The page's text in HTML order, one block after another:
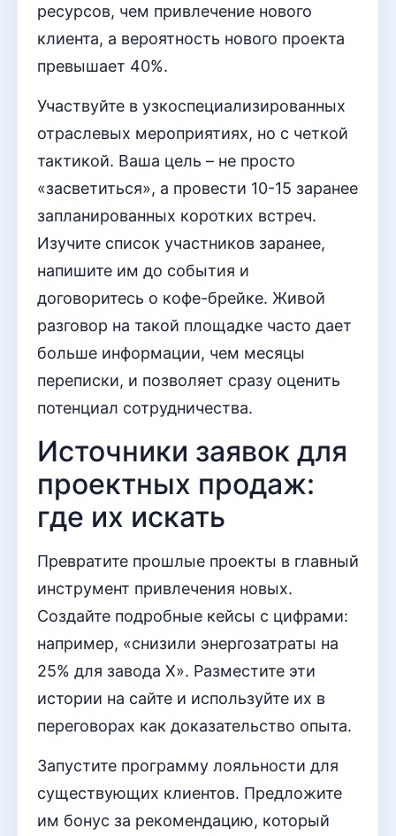
ресурсов, чем привлечение нового
клиента, а вероятность нового проекта
превышает 40%.
Участвуйте в узкоспециализированных
отраслевых мероприятиях, но с четкой
тактикой. Ваша цель – не просто
«засветиться», а провести 10-15 заранее
запланированных коротких встреч.
Изучите список участников заранее,
напишите им до события и
договоритесь о кофе-брейке. Живой
разговор на такой площадке часто дает
больше информации, чем месяцы
переписки, и позволяет сразу оценить
потенциал сотрудничества.
Источники заявок для
проектных продаж:
где их искать
Превратите прошлые проекты в главный
инструмент привлечения новых.
Создайте подробные кейсы с цифрами:
например, «снизили энергозатраты на
25% для завода Х». Разместите эти
истории на сайте и используйте их в
переговорах как доказательство опыта.
Запустите программу лояльности для
существующих клиентов. Предложите
им бонус за рекомендацию, который